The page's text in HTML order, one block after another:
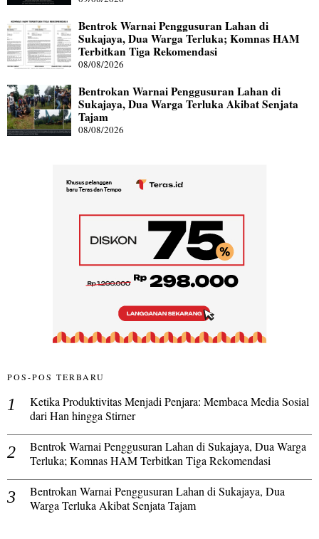
Bentrok Warnai Penggusuran Lahan di
Sukajaya, Dua Warga Terluka; Komnas HAM
Terbitkan Tiga Rekomendasi
08/08/2026
Bentrokan Warnai Penggusuran Lahan di
Sukajaya, Dua Warga Terluka Akibat Senjata
Tajam
08/08/2026
POS-POS TERBARU
Ketika Produktivitas Menjadi Penjara: Membaca Media Sosial
dari Han hingga Stirner
Bentrok Warnai Penggusuran Lahan di Sukajaya, Dua Warga
Terluka; Komnas HAM Terbitkan Tiga Rekomendasi
Bentrokan Warnai Penggusuran Lahan di Sukajaya, Dua
Warga Terluka Akibat Senjata Tajam